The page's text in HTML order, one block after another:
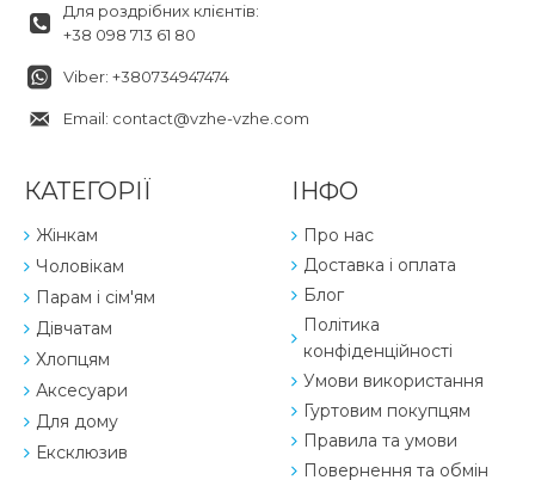
Для роздрібних клієнтів:
+38 098 713 61 80
Viber: +380734947474
Email: contact@vzhe-vzhe.com
КАТЕГОРІЇ
Жінкам
Чоловікам
Парам і сім'ям
Дівчатам
Хлопцям
Аксесуари
Для дому
Ексклюзив
ІНФО
Про нас
Доставка і оплата
Блог
Політика
конфіденційності
Умови використання
Гуртовим покупцям
Правила та умови
Повернення та обмін